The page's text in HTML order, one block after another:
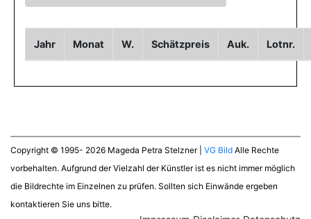
Jahr Monat W. Schätzpreis Auk. Lotnr.
Copyright © 1995- 2026 Mageda Petra Stelzner | VG Bild Alle Rechte
vorbehalten. Aufgrund der Vielzahl der Künstler ist es nicht immer möglich
die Bildrechte im Einzelnen zu prüfen. Sollten sich Einwände ergeben
kontaktieren Sie uns bitte.